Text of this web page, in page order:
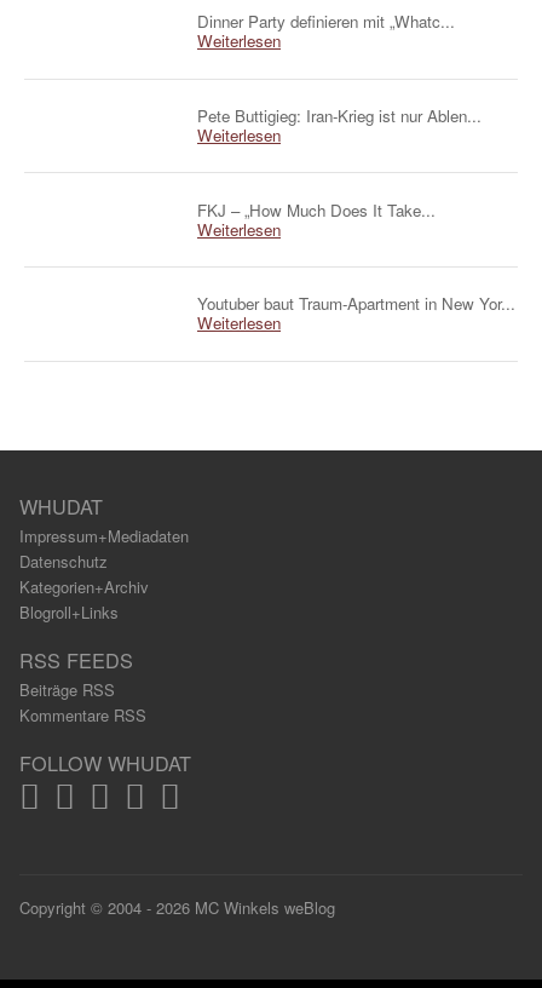
Dinner Party definieren mit „Whatc...
Weiterlesen
Pete Buttigieg: Iran-Krieg ist nur Ablen...
Weiterlesen
FKJ – „How Much Does It Take...
Weiterlesen
Youtuber baut Traum-Apartment in New Yor...
Weiterlesen
WHUDAT
Impressum+Mediadaten
Datenschutz
Kategorien+Archiv
Blogroll+Links
RSS FEEDS
Beiträge RSS
Kommentare RSS
FOLLOW WHUDAT
Copyright © 2004 - 2026 MC Winkels weBlog